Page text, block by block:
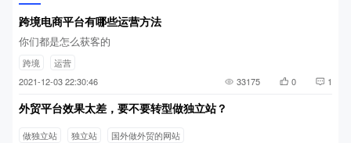
跨境电商平台有哪些运营方法
你们都是怎么获客的
跨境
运营
2021-12-03 22:30:46
33175 0 1
外贸平台效果太差，要不要转型做独立站？
做独立站 独立站
国外做外贸的网站